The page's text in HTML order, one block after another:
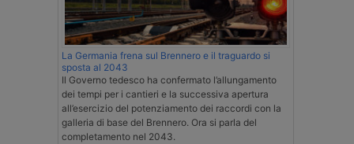
La Germania frena sul Brennero e il traguardo si
sposta al 2043
Il Governo tedesco ha confermato l’allungamento
dei tempi per i cantieri e la successiva apertura
all’esercizio del potenziamento dei raccordi con la
galleria di base del Brennero. Ora si parla del
completamento nel 2043.